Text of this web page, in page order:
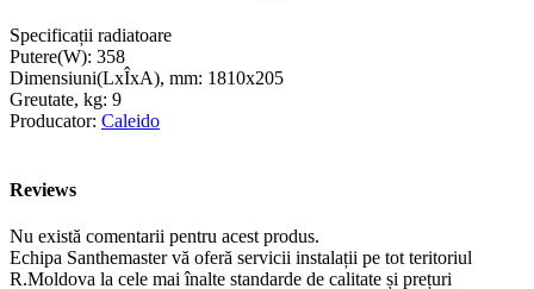
Specificații radiatoare
Putere(W): 358
Dimensiuni(LxÎxA), mm: 1810x205
Greutate, kg: 9
Producator: Caleido
Reviews
Nu există comentarii pentru acest produs.
Echipa Santhemaster vă oferă servicii instalații pe tot teritoriul
R.Moldova la cele mai înalte standarde de calitate și prețuri